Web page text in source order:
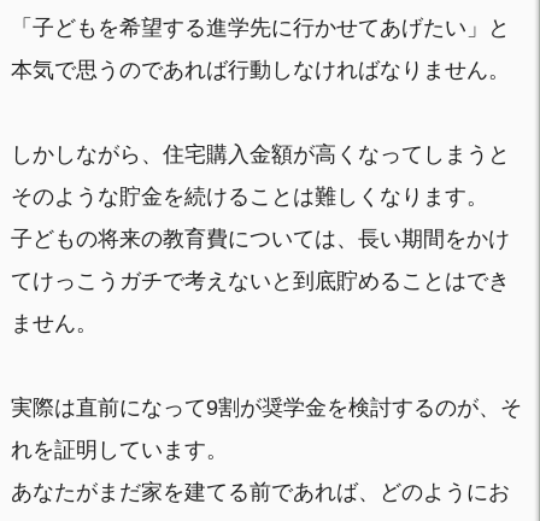
「子どもを希望する進学先に行かせてあげたい」と
本気で思うのであれば行動しなければなりません。
しかしながら、住宅購入金額が高くなってしまうと
そのような貯金を続けることは難しくなります。
子どもの将来の教育費については、長い期間をかけ
てけっこうガチで考えないと到底貯めることはでき
ません。
実際は直前になって9割が奨学金を検討するのが、そ
れを証明しています。
あなたがまだ家を建てる前であれば、どのようにお